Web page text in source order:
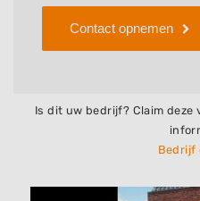
Contact opnemen
Is dit uw bedrijf? Claim deze
Bedrijf